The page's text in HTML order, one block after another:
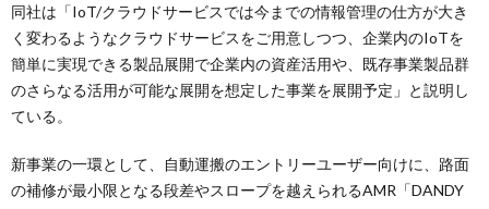
同社は「IoT/クラウドサービスでは今までの情報管理の仕方が大き
く変わるようなクラウドサービスをご用意しつつ、企業内のIoTを
簡単に実現できる製品展開で企業内の資産活用や、既存事業製品群
のさらなる活用が可能な展開を想定した事業を展開予定」と説明し
ている。
新事業の一環として、自動運搬のエントリーユーザー向けに、路面
の補修が最小限となる段差やスロープを越えられるAMR「DANDY